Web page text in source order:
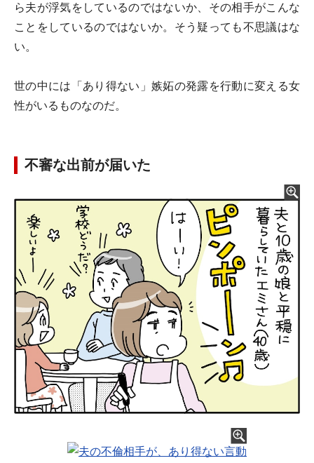
ら夫が浮気をしているのではないか、その相手がこんな
ことをしているのではないか。そう疑っても不思議はな
い。
世の中には「あり得ない」嫉妬の発露を行動に変える女
性がいるものなのだ。
不審な出前が届いた